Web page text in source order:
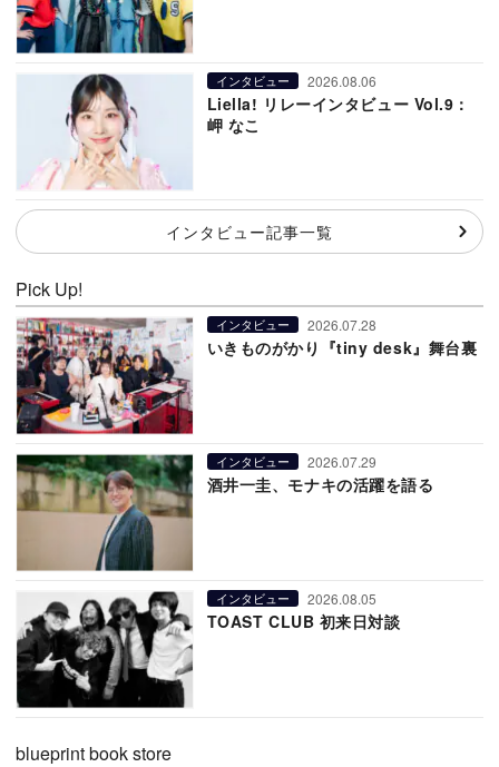
インタビュー 2026.08.06
Liella! リレーインタビュー Vol.9：
岬 なこ
インタビュー記事一覧
Pick Up!
インタビュー 2026.07.28
いきものがかり『tiny desk』舞台裏
インタビュー 2026.07.29
酒井一圭、モナキの活躍を語る
インタビュー 2026.08.05
TOAST CLUB 初来日対談
blueprint book store